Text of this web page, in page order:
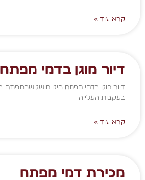
קרא עוד »
דיור מוגן בדמי מפתח
בעקבות העלייה
קרא עוד »
מכירת דמי מפתח